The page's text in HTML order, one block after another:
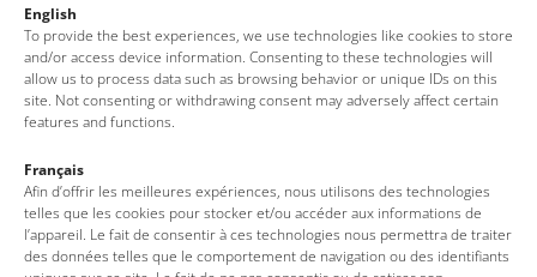
English
To provide the best experiences, we use technologies like cookies to store
and/or access device information. Consenting to these technologies will
allow us to process data such as browsing behavior or unique IDs on this
site. Not consenting or withdrawing consent may adversely affect certain
features and functions.
Français
Afin d’offrir les meilleures expériences, nous utilisons des technologies
telles que les cookies pour stocker et/ou accéder aux informations de
l’appareil. Le fait de consentir à ces technologies nous permettra de traiter
des données telles que le comportement de navigation ou des identifiants
Oficina de Turismo de Tossa de Mar
Av. del Pelegrí, 25 – Edificio La Nau · 17320 – Tossa de Mar